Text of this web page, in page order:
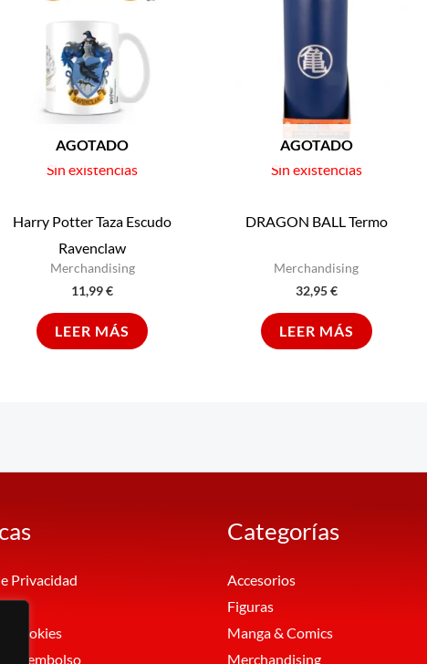
AGOTADO
Sin existencias
Harry Potter Taza Escudo
Ravenclaw
Merchandising
11,99€
LEER MÁS
AGOTADO
Sin existencias
DRAGON BALL Termo
Merchandising
32,95€
LEER MÁS
Privacidad
Cookies
Reembolso
Categorías
Accesorios
Figuras
Manga & Comics
Merchandising